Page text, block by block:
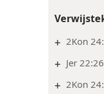
+ 2Kon
+ Jer 22:26
+ 2Kon